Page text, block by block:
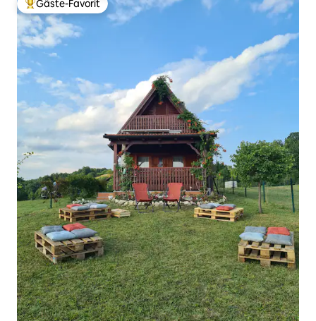
Beliebter Gäste-Favorit.
Gäste-Favorit